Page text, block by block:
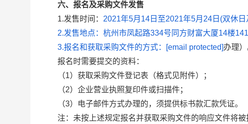
六、报名及采购文件发售
1.发售时间： 2021年5月 14日至2021年5月 24日 (双休日
2.发售地点： 杭州市凤起路334号同方财富大厦14楼
3.报名和获取采购文件的方式：
[email protected]办理）
报名时需要提交的资料：
（1）获取采购文件登记表（格式见附件）；
（2）企业营业执照复印件或扫描件；
（3）电子邮件方式办理的，须提供标书款汇款凭证。
注：未按上述规定报名并获取采购文件的响应文件将被